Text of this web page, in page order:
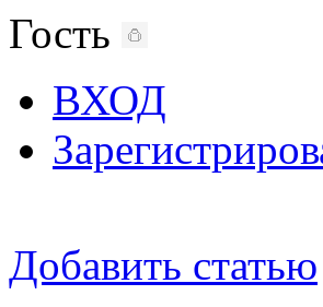
Гость
ВХОД
Добавить статью